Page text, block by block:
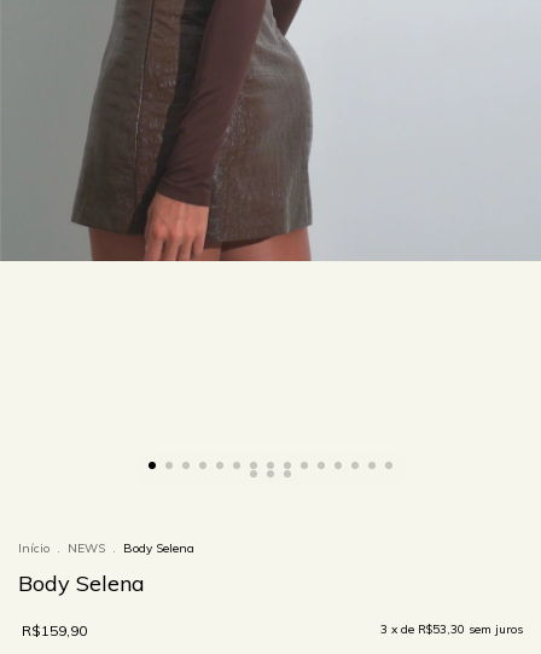
Início . NEWS . Body Selena
Body Selena
R$159,90 3 x de R$53,30 sem juros